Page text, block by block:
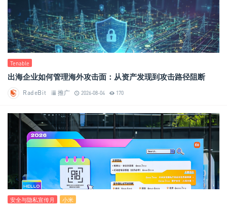
Tenable
出海企业如何管理海外攻击面：从资产发现到攻击路径阻断
RadeBit 推广 2026-08-04 170
安全与隐私宣传月 小米